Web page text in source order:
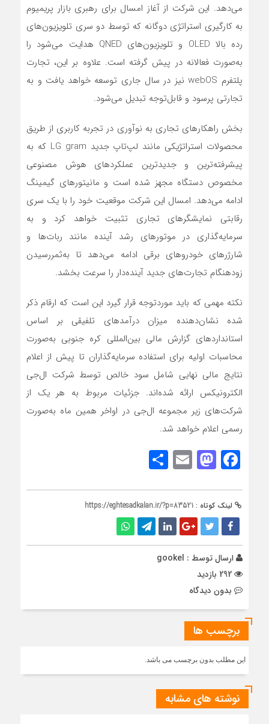
می‌دهد. این شرکت از آغاز امسال برای رهبری بازار پریمیوم
به کارگیری استراتژی دوگانه که توسط دو سری تلویزیون‌های
رده بالا OLED و تلویزیون‌های QNED هدایت می‌شود را
به‌صورت فعالانه در پیش گرفته است. علاوه بر این، تجارت
پلتفرم webOS نیز در سال جاری توسعه خواهد یافت و به
تجارتی پرسود و قابل‌توجه تبدیل می‌شود.
بخش راهکارهای تجاری به نوآوری در تجربه کاربری از طریق
محصولات استراتژیکی مانند لپ‌تاپ جدید LG gram که به
پیشرفته‌ترین و جدیدترین عملکردهای هوش مصنوعی
مخصوص دستگاه مجهز شده است و مانیتورهای گیمینگ
ادامه می‌دهد. امسال این شرکت موقعیت خود را با یک سری
رقابتی نمایشگرهای تجاری تثبیت خواهد کرد و به
سرمایه‌گذاری در موتورهای رشد آینده مانند ربات‌ها و
شارژرهای خودروهای برقی ادامه می‌دهد تا به‌ثمررسیدن
زودهنگام تجارت‌های جدید آینده‌دار را سرعت بخشد.
نکته مهمی که باید موردتوجه قرار گیرد این است که ارقام ذکر
شده نشان‌دهنده میزان درآمدهای تلفیقی بر اساس
استانداردهای گزارش مالی بین‌المللی کره جنوبی به‌صورت
محاسبات اولیه برای استفاده سرمایه‌گذاران تا پیش از اعلام
نتایج مالی نهایی شامل سود خالص توسط شرکت ال‌جی
الکترونیکس ارائه شده‌اند. جزئیات مربوط به هر یک از
شرکت‌های زیر مجموعه ال‌جی در اواخر همین ماه به‌صورت
رسمی اعلام خواهد شد.
Facebook
Mastodon
Email
لینک کوتاه : https://eghtesadkalan.ir/?p=83521
ارسال توسط : gookel
بدون دیدگاه
برچسب ها
این مطلب بدون برچسب می باشد.
نوشته های مشابه